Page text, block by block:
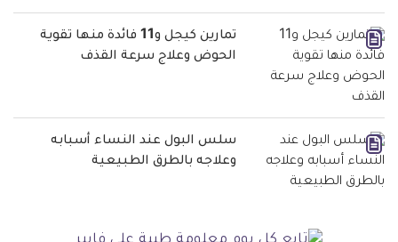
تمارين كيجل و11 فائدة منها تقوية
الحوض وعلاج سرعة القذف
سلس البول عند النساء أسبابه
وعلاجه بالطرق الطبيعية